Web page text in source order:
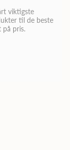
viktigste
til de beste
på pris.